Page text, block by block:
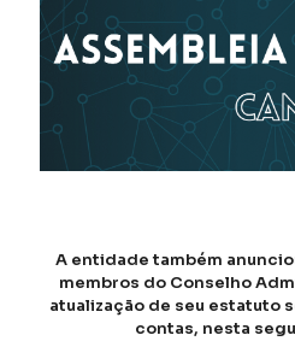
A entidade também
membros do Conselho
atualização de seu estatuto
contas, nesta